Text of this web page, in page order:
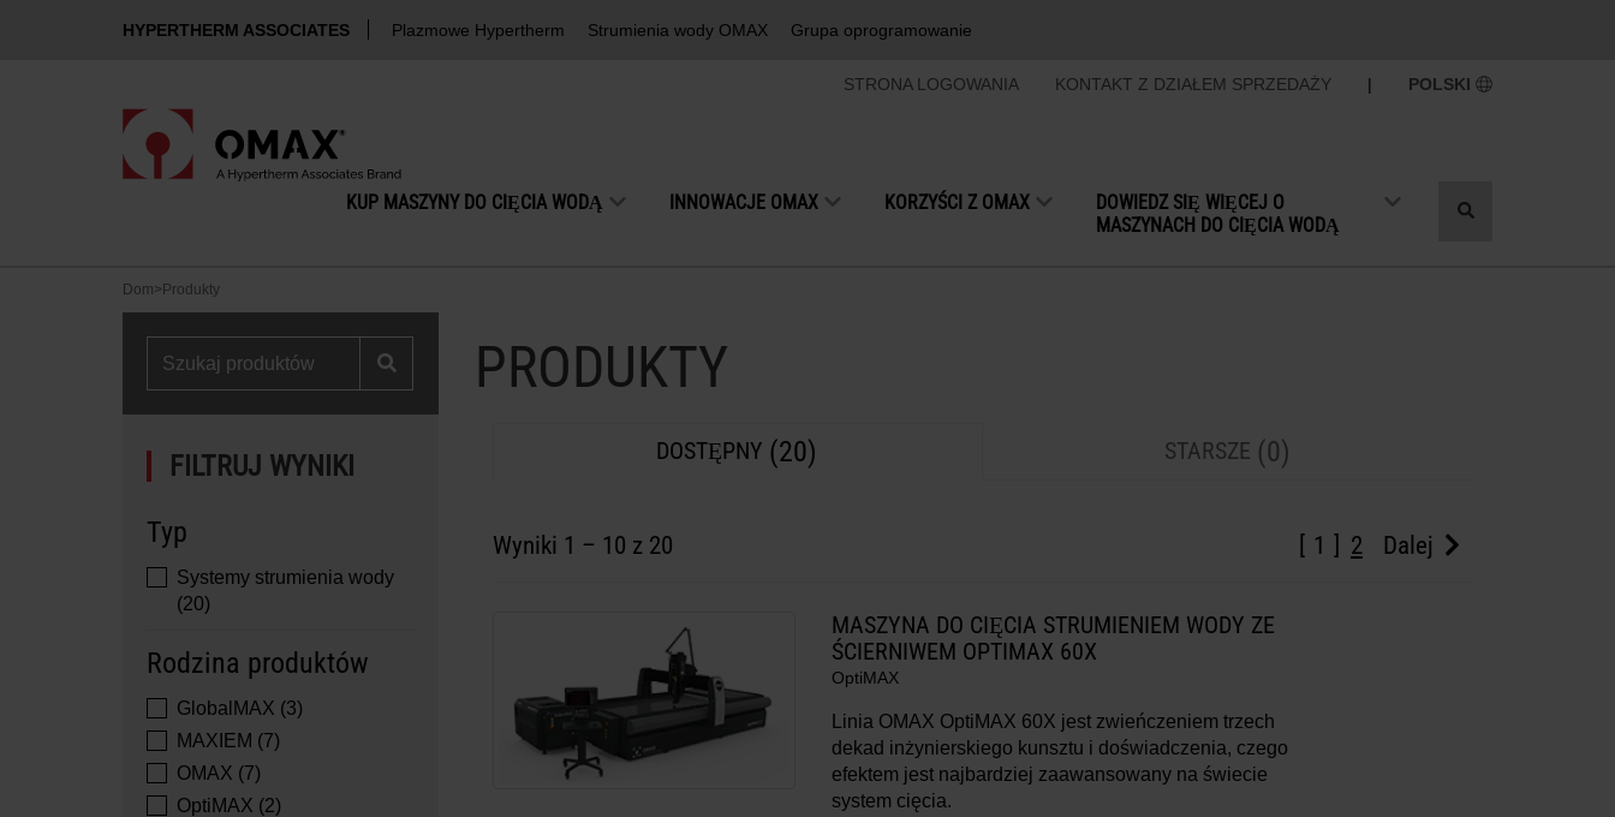
HYPERTHERM ASSOCIATES Plazmowe Hypertherm Strumienia wody OMAX Grupa oprogramowanie
STRONA LOGOWANIA KONTAKT Z DZIAŁEM SPRZEDAŻY | POLSKI
KUP MASZYNY DO CIĘCIA WODĄ INNOWACJE OMAX KORZYŚCI Z OMAX
DOWIEDZ SIĘ WIĘCEJ O
MASZYNACH DO CIĘCIA WODĄ
Przełącz
Dom> Produkty
PRODUKTY
DOSTĘPNY (20) STARSZE (0)
1 2 Dalej
Wyniki 1 – 10 z 20
MASZYNA DO CIĘCIA STRUMIENIEM WODY ZE
ŚCIERNIWEM OPTIMAX 60X
OptiMAX
Linia OMAX OptiMAX 60X jest zwieńczeniem trzech
dekad inżynierskiego kunsztu i doświadczenia, czego
efektem jest najbardziej zaawansowany na świecie
system cięcia.
FILTRUJ WYNIKI
Typ
Systemy strumienia wody
(20)
Rodzina produktów
GlobalMAX (3)
MAXIEM (7)
OMAX (7)
OptiMAX (2)